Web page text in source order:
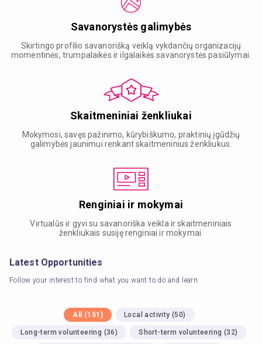
Savanorystės galimybės
Skirtingo profilio savanorišką veiklą vykdančių organizacijų
momentinės, trumpalaikės ir ilgalaikės savanorystės pasiūlymai.
Skaitmeniniai ženkliukai
Mokymosi, savęs pažinimo, kūrybiškumo, praktinių įgūdžių
galimybės jaunimui renkant skaitmeninius ženkliukus.
Renginiai ir mokymai
Virtualūs ir gyvi su savanoriška veikla ir skaitmeniniais
ženkliukais susiję renginiai ir mokymai.
Latest Opportunities
Follow your interest to find what you want to do and learn
All (151 ) Local activity (50)
Long-term volunteering (36) Short-term volunteering (32)